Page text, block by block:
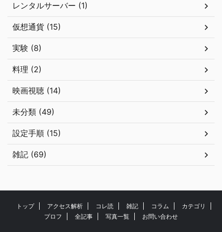
レンタルサーバー (1)
仮想通貨 (15)
実験 (8)
料理 (2)
映画視聴 (14)
未分類 (49)
設定手順 (15)
雑記 (69)
トップ アクセス解析 コレ読 雑記 コラム
カテゴリ
プロフ
全記事 写真一覧 お問い合わせ